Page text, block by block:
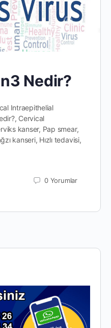
Nedir?
Intraepithelial
Cervical
kanser, Pap smear,
kanseri, Hızlı tedavisi,
0 Yorumlar